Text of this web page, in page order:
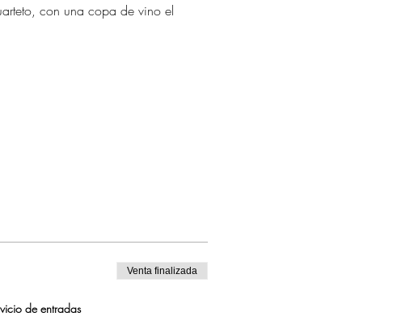
con una copa de vino el
de entradas
Venta finalizada